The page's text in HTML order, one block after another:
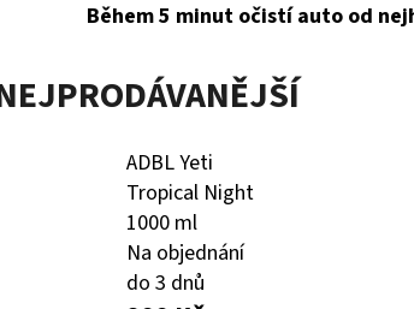
Během 5 minut očistí auto od
ADBL Yeti
Tropical Night
1000 ml
Na objednání
do 3 dnů
DOPORUČUJEME
AUTO FINESSE FOAM APPLICATOR PĚNOVÝ